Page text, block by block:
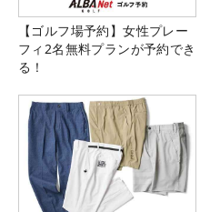
【ゴルフ場予約】女性プレー
フィ2名無料プランが予約でき
る！